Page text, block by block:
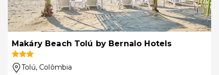
Makáry Beach Tolú by Bernalo Hotels
Tolú, Colômbia